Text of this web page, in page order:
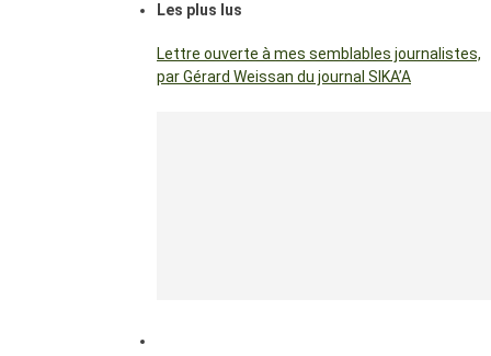
Les plus lus
Lettre ouverte à mes semblables journalistes,
par Gérard Weissan du journal SIKA’A